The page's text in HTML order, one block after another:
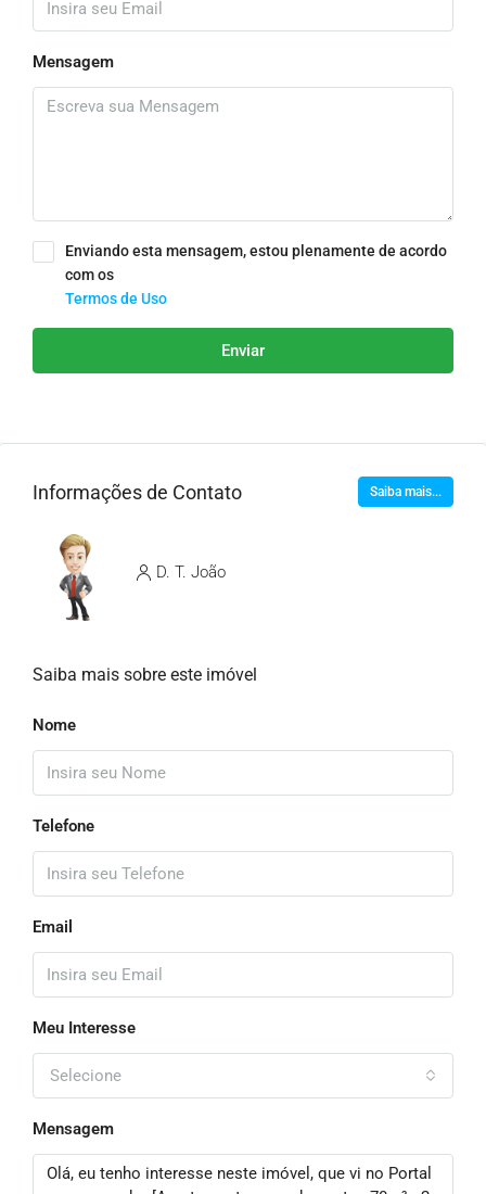
Mensagem
Enviando esta mensagem, estou plenamente de acordo
com os
Termos de Uso
Enviar
Informações de Contato Saiba mais...
D. T. João
Saiba mais sobre este imóvel
Nome
Telefone
Email
Meu Interesse
Selecione
Mensagem